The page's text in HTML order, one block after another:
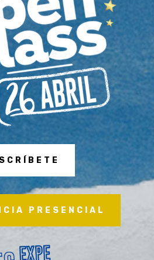
PRESENCIAL